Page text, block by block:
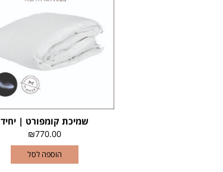
שמיכת קומפורט | יחיד
₪770.00
הוספה לסל